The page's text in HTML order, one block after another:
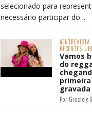
selecionado para
necessário participar do ...
#ENTREVISTA
RECENTES
Vamos
do
Por:Graziely